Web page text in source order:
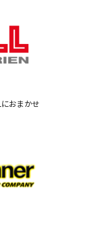
おまかせ